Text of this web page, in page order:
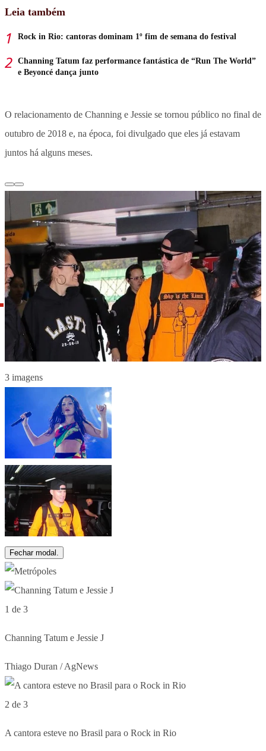
Leia também
Rock in Rio: cantoras dominam 1º fim de semana do festival
Channing Tatum faz performance fantástica de “Run The World”
e Beyoncé dança junto
O relacionamento de Channing e Jessie se tornou público no final de
outubro de 2018 e, na época, foi divulgado que eles já estavam
juntos há alguns meses.
3 imagens
Fechar modal.
1 de 3
Channing Tatum e Jessie J
Thiago Duran / AgNews
2 de 3
A cantora esteve no Brasil para o Rock in Rio